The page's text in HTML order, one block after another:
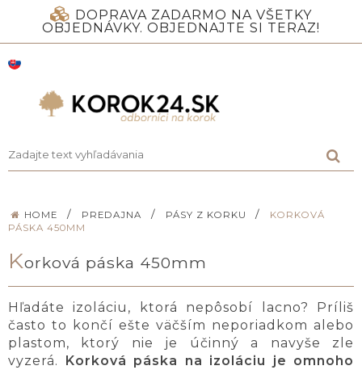
DOPRAVA ZADARMO NA VŠETKY
OBJEDNÁVKY. OBJEDNAJTE SI TERAZ!
HOME / PREDAJNA / PÁSY Z KORKU /
KORKOVÁ
PÁSKA 450MM
Korková páska 450mm
Hľadáte izoláciu, ktorá nepôsobí lacno? Príliš
často to končí ešte väčším neporiadkom alebo
plastom, ktorý nie je účinný a navyše zle
vyzerá.
Korková páska na izoláciu je omnoho